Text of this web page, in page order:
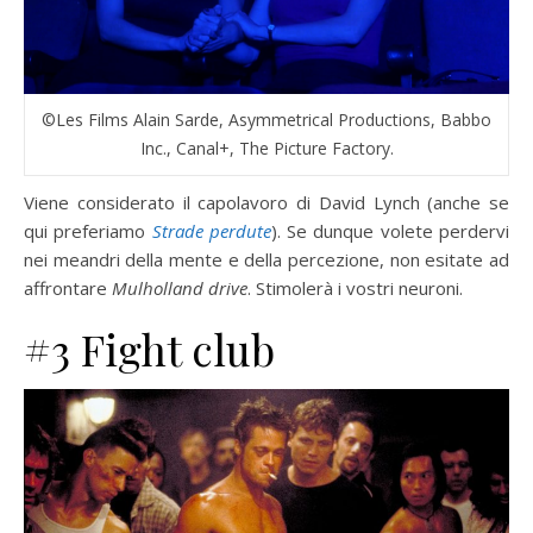
©Les Films Alain Sarde, Asymmetrical Productions, Babbo
Inc., Canal+, The Picture Factory.
Viene considerato il capolavoro di David Lynch (anche se
qui preferiamo Strade perdute). Se dunque volete perdervi
nei meandri della mente e della percezione, non esitate ad
affrontare Mulholland drive. Stimolerà i vostri neuroni.
#3 Fight club